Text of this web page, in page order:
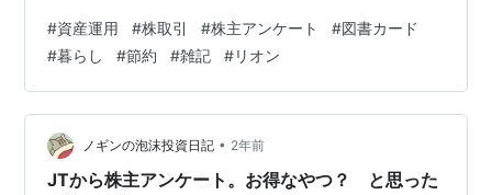
チャートはジグザグ。 上がってくれたら良いなぁ。 ラン
キング参加中【公式】2022年開設ブログ ランキング参加
中株式投資・FX・マネー 経済動向語り合おう！ それで
は、また('ω')ノ
#資産運用 #株取引 #株主アンケート #図書カード
#暮らし #節約 #雑記 #リオン
ノギンの泡沫投資日記 • 2年前
JTから株主アンケート。お得なやつ？ と思った